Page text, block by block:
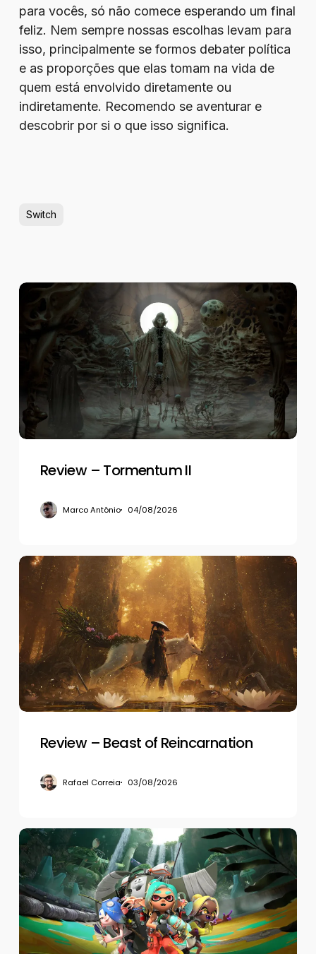
para vocês, só não comece esperando um final
feliz. Nem sempre nossas escolhas levam para
isso, principalmente se formos debater política
e as proporções que elas tomam na vida de
quem está envolvido diretamente ou
indiretamente. Recomendo se aventurar e
descobrir por si o que isso significa.
Switch
Review
Tormentum
Review – Tormentum II
Marco Antônio 04/08/2026
Review
–
Beast
Reincarnation
Review – Beast of Reincarnation
Rafael Correia 03/08/2026
Review
–
Splatoon
Raiders